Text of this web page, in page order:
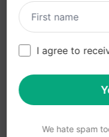
(en)
請求条件 (en)
All logos,
AIPRM and other
I agree to
We hate spam